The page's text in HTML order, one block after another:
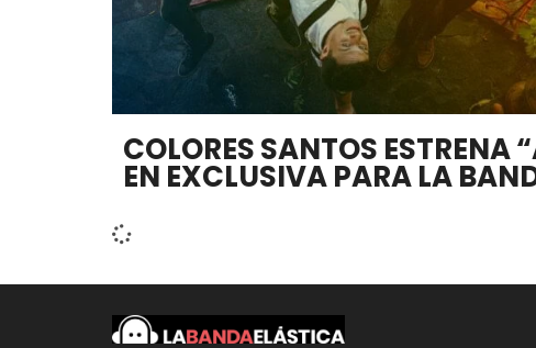
COLORES SANTOS ESTRENA
EN EXCLUSIVA PARA LA